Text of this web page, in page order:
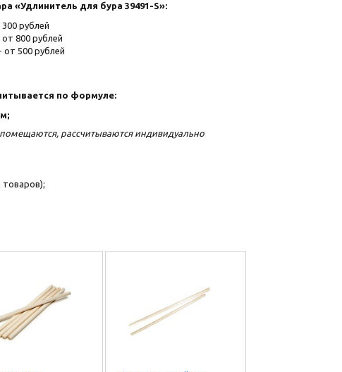
«Удлинитель для бура 39491-S»:
рублей
800 рублей
500 рублей
по формуле:
рассчитываются индивидуально
товаров);